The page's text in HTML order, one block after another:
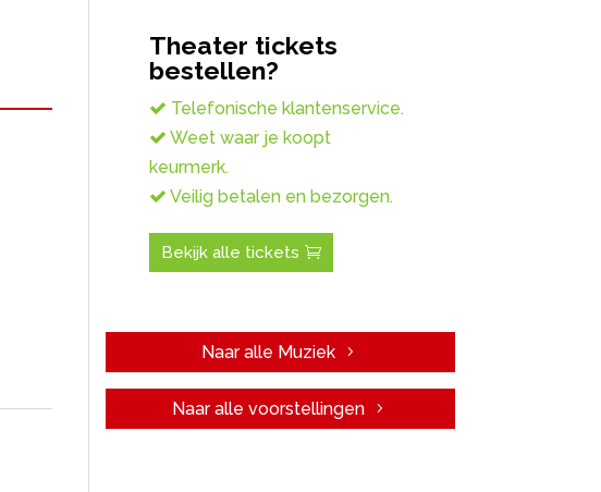
Theater tickets
bestellen?
Telefonische klantenservice.
Weet waar je koopt
keurmerk.
Veilig betalen en bezorgen.
Bekijk alle tickets
Naar alle Muziek
Naar alle voorstellingen